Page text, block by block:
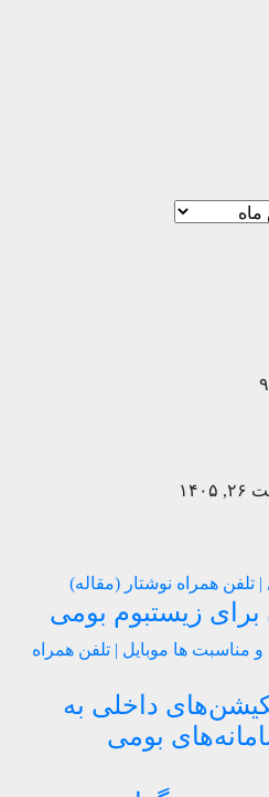
| تلفن همراه نوشتار (مقاله)
برای زیستبوم بومی
و مناسبت ها موبایل | تلفن همراه
داخلی به
بومی